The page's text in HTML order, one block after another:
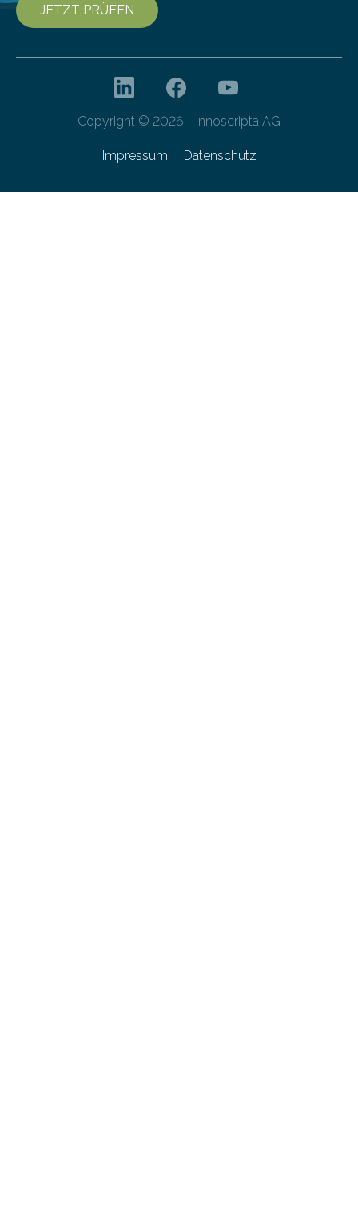
JETZT PRÜFEN
Copyright © 2026 - innoscripta AG
Impressum Datenschutz